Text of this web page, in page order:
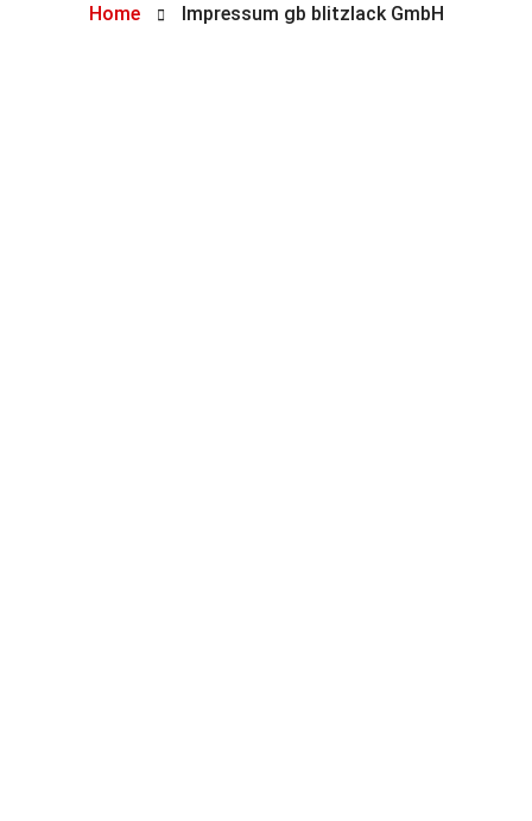
Home Impressum gb blitzlack GmbH